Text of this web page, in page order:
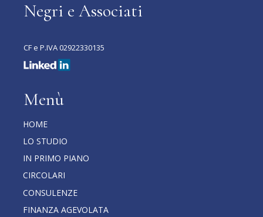
Negri e Associati
CF e P.IVA 02922330135
Menù
HOME
LO STUDIO
IN PRIMO PIANO
CIRCOLARI
CONSULENZE
FINANZA AGEVOLATA